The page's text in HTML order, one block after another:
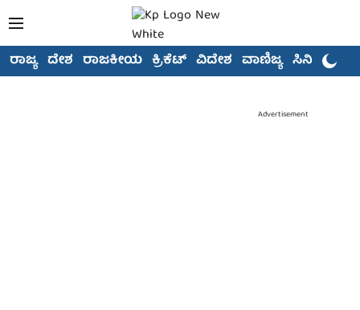
ರಾಜ್ಯ ದೇಶ ರಾಜಕೀಯ ಕ್ರಿಕೆಟ್ ವಿದೇಶ ವಾಣಿಜ್ಯ ಸಿನಿಮಾ
Advertisement